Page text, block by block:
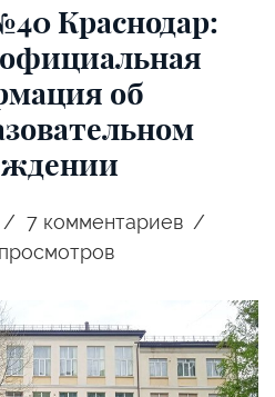
Краснодар:
об
7комментариев